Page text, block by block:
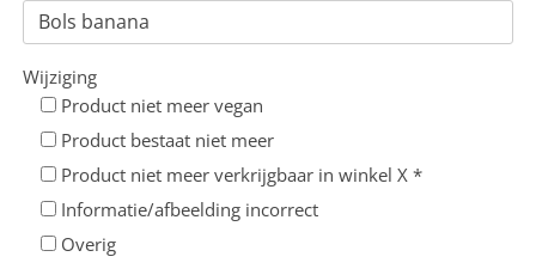
Wijziging
Product niet meer vegan
Product bestaat niet meer
Product niet meer verkrijgbaar in winkel X *
Informatie/afbeelding incorrect
Overig